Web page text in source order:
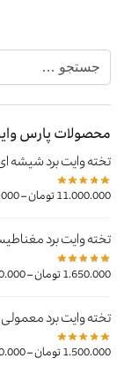
محصولات پارس
تخته وایت برد شیشه
11.000.000تومان–
تخته وایت برد
1.650.000تومان–
تخته وایت برد
1.500.000تومان–